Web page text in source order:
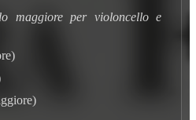
maggiore per violoncello e